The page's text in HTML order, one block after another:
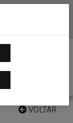
nosso APP
VOLTAR